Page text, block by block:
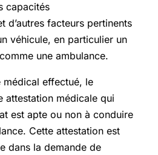
capacités
d’autres facteurs pertinents
véhicule, en particulier un
une ambulance.
effectué, le
attestation médicale qui
est apte ou non à conduire
Cette attestation est
dans la demande de